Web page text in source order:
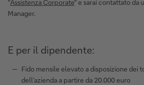
"Assistenza Corporate" e sarai contattato da
Manager.
E per il dipendente:
Fido mensile elevato a disposizione dei
dell’azienda a partire da 20.000 euro